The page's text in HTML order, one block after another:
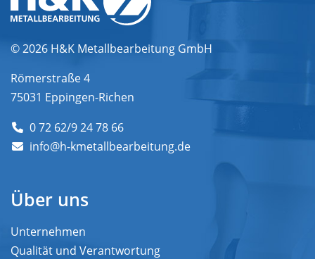
© 2026 H&K Metallbearbeitung GmbH
Römerstraße 4
75031 Eppingen-Richen
0 72 62/9 24 78 66
info@h-kmetallbearbeitung.de
Über uns
Unternehmen
Qualität und Verantwortung